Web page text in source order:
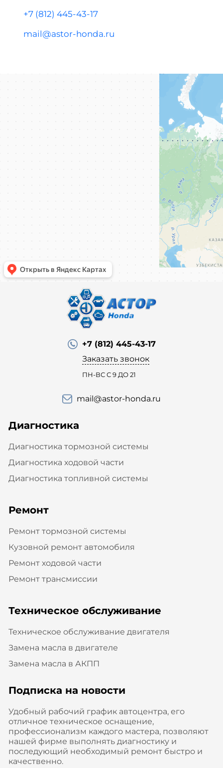
+7 (812) 445-43-17
mail@astor-honda.ru
+7 (812) 445-43-17
Заказать звонок
ПН-ВС С 9 ДО 21
mail@astor-honda.ru
Диагностика
Диагностика тормозной системы
Диагностика ходовой части
Диагностика топливной системы
Ремонт
Ремонт тормозной системы
Кузовной ремонт автомобиля
Ремонт ходовой части
Ремонт трансмиссии
Техническое обслуживание
Техническое обслуживание двигателя
Замена масла в двигателе
Замена масла в АКПП
Подписка на новости
Удобный рабочий график автоцентра, его
отличное техническое оснащение,
профессионализм каждого мастера, позволяют
нашей фирме выполнять диагностику и
последующий необходимый ремонт быстро и
качественно.